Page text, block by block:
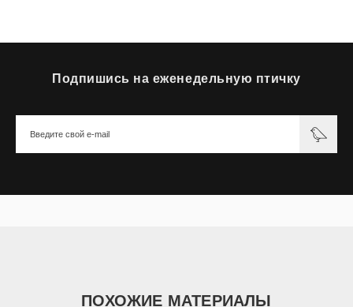
Подпишись на еженедельную птичку
ПОХОЖИЕ МАТЕРИАЛЫ